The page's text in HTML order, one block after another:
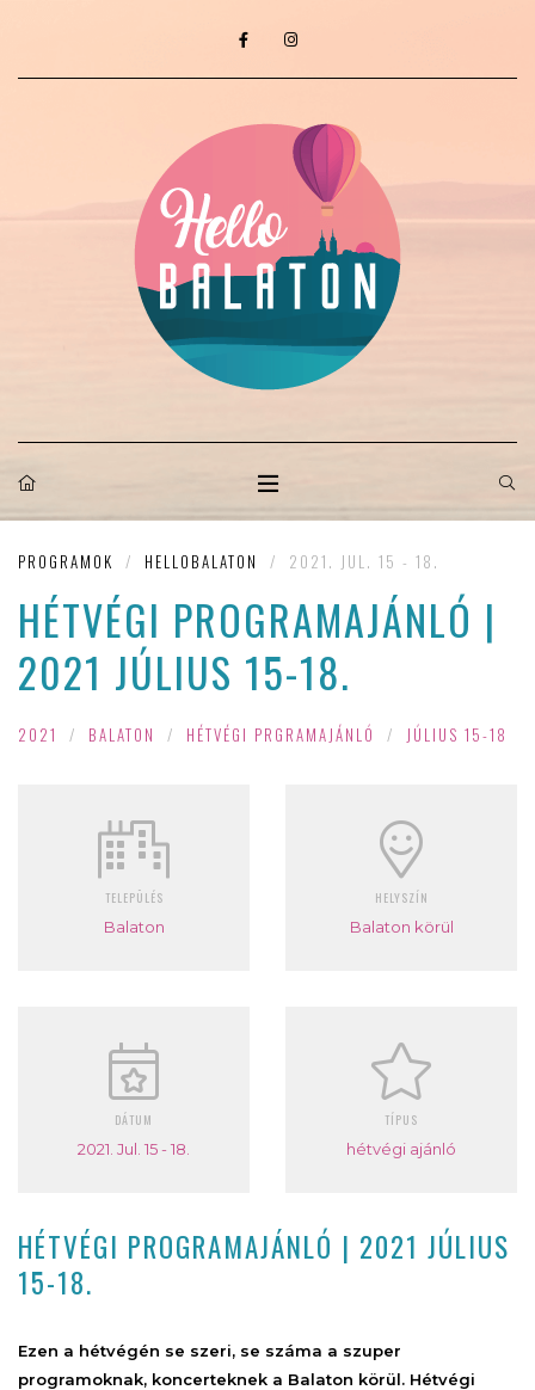
PROGRAMOK / HELLOBALATON / 2021. JUL. 15 - 18.
HÉTVÉGI PROGRAMAJÁNLÓ |
2021 JÚLIUS 15-18.
2021 / BALATON / HÉTVÉGI PRGRAMAJÁNLÓ / JÚLIUS 15-18
TELEPÜLÉS
Balaton
HELYSZÍN
Balaton körül
DÁTUM
2021. Jul. 15 - 18.
TÍPUS
hétvégi ajánló
HÉTVÉGI PROGRAMAJÁNLÓ | 2021 JÚLIUS
15-18.
Ezen a hétvégén se szeri, se száma a szuper
programoknak, koncerteknek a Balaton körül. Hétvégi